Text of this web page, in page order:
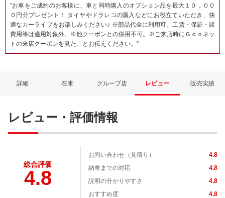
ネット予約でキャンペーンに応募しよ
”お車をご成約のお客様に、車と同時購入のオプション品を最大１０，００
０円分プレゼント！ タイヤやドラレコの購入などにお役立ていただき、快
適なカーライフをお楽しみください♪ ※部品代金に利用可。工賃・保証・諸
費用等は適用対象外。※他クーポンとの併用不可。※ご来店時にＧｏｏネッ
トの来店クーポンを見た、とお伝えください。”
詳細 在庫 グループ店 レビュー 販売実績
レビュー・評価情報
総合評価
4.8
お問い合わせ（見積り）
4.8
納車までの対応
4.8
説明の分かりやすさ
4.8
おすすめ度
4.8